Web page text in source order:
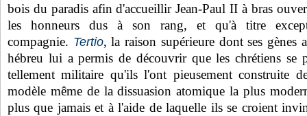
bois du paradis afin d'accueillir Jean-Paul II à bras
les honneurs dus à son rang, et qu'à titre
compagnie. Tertio, la raison supérieure dont ses gènes
hébreu lui a permis de découvrir que les chrétiens se
tellement militaire qu'ils l'ont pieusement construite
modèle même de la dissuasion atomique la plus
plus que jamais et à l'aide de laquelle ils se croient